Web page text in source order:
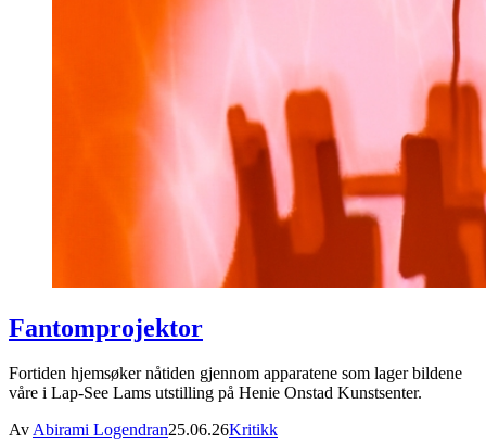
Fantomprojektor
Fortiden hjemsøker nåtiden gjennom apparatene som lager bildene
våre i Lap-See Lams utstilling på Henie Onstad Kunstsenter.
AvAbirami Logendran25.06.26Kritikk